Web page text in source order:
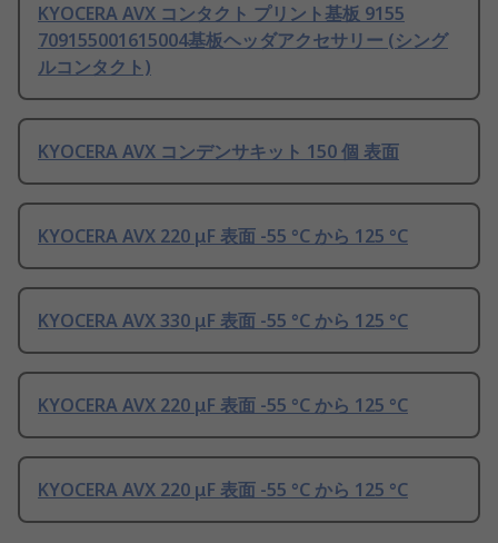
KYOCERA AVX コンタクト プリント基板 9155
709155001615004基板ヘッダアクセサリー (シング
ルコンタクト)
KYOCERA AVX コンデンサキット 150 個 表面
KYOCERA AVX 220 μF 表面 -55 °C から 125 °C
KYOCERA AVX 330 μF 表面 -55 °C から 125 °C
KYOCERA AVX 220 μF 表面 -55 °C から 125 °C
KYOCERA AVX 220 μF 表面 -55 °C から 125 °C